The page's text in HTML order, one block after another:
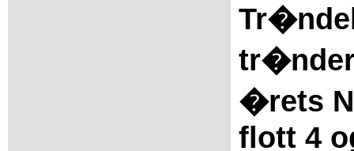
�rets
flott 4